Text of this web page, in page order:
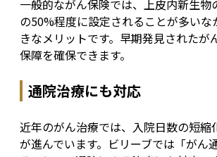
一般的ながん保険では、上皮内新生物
の50%程度に設定されることが多いな
きなメリットです。早期発見されたが
保障を確保できます。
通院治療にも対応
近年のがん治療では、入院日数の短縮
が進んでいます。ビリーブでは「がん